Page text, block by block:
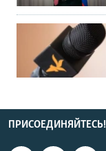
ПРИСОЕДИНЯЙТЕСЬ!